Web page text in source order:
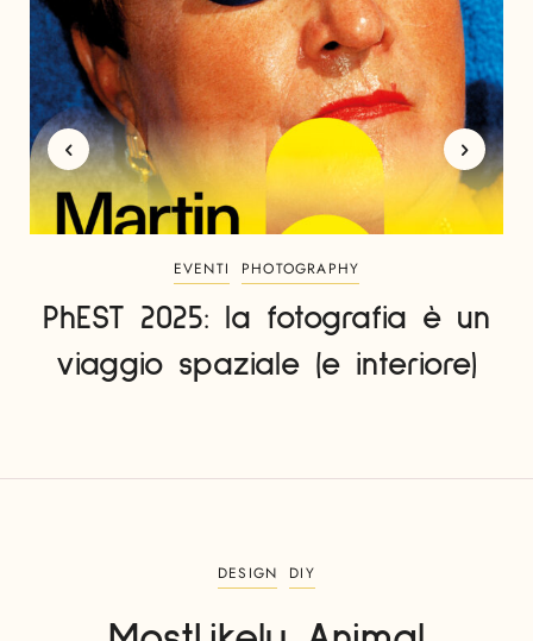
EVENTI PHOTOGRAPHY
PhEST 2025: la fotografia è un
viaggio spaziale (e interiore)
DESIGN DIY